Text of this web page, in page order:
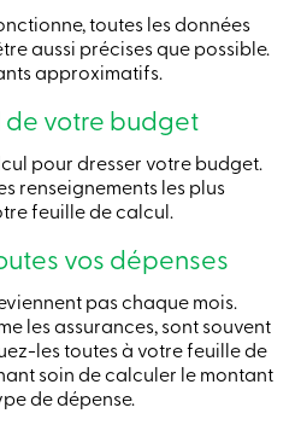
toutes les données
aussi précises que possible.
approximatifs.
de votre budget
pour dresser votre budget.
renseignements les plus
feuille de calcul.
vos dépenses
pas chaque mois.
les assurances, sont souvent
les toutes à votre feuille de
soin de calculer le montant
de dépense.